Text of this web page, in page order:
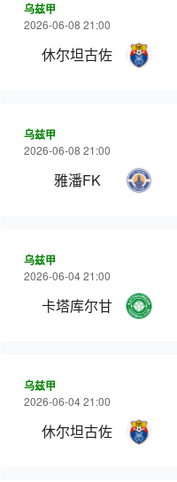
乌兹甲
2026-06-08 21:00
休尔坦古佐
乌兹甲
2026-06-08 21:00
雅潘FK
乌兹甲
2026-06-04 21:00
卡塔库尔甘
乌兹甲
2026-06-04 21:00
休尔坦古佐